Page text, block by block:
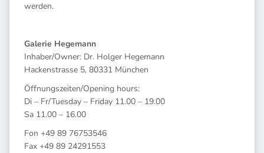
werden.
Galerie Hegemann
Inhaber/Owner: Dr. Holger Hegemann
Hackenstrasse 5, 80331 München
Öffnungszeiten/Opening hours:
Di – Fr/Tuesday – Friday 11.00 – 19.00
Sa 11.00 – 16.00
Fon +49 89 76753546
Fax +49 89 24291553